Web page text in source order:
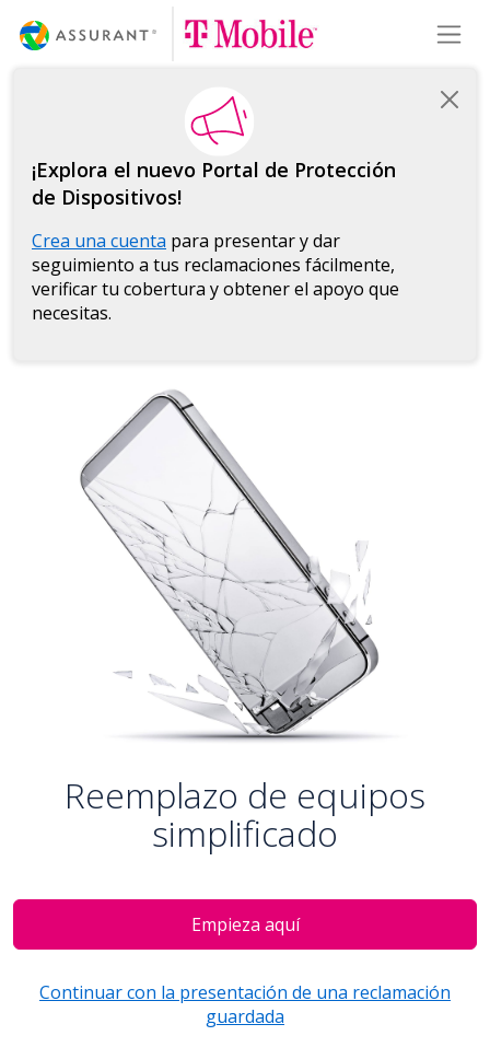
¡Explora el nuevo Portal de Protección
de Dispositivos!
Crea una cuenta para presentar y dar
seguimiento a tus reclamaciones fácilmente,
verificar tu cobertura y obtener el apoyo que
necesitas.
Reemplazo de equipos
simplificado
Empieza aquí
Continuar con la presentación de una reclamación
guardada